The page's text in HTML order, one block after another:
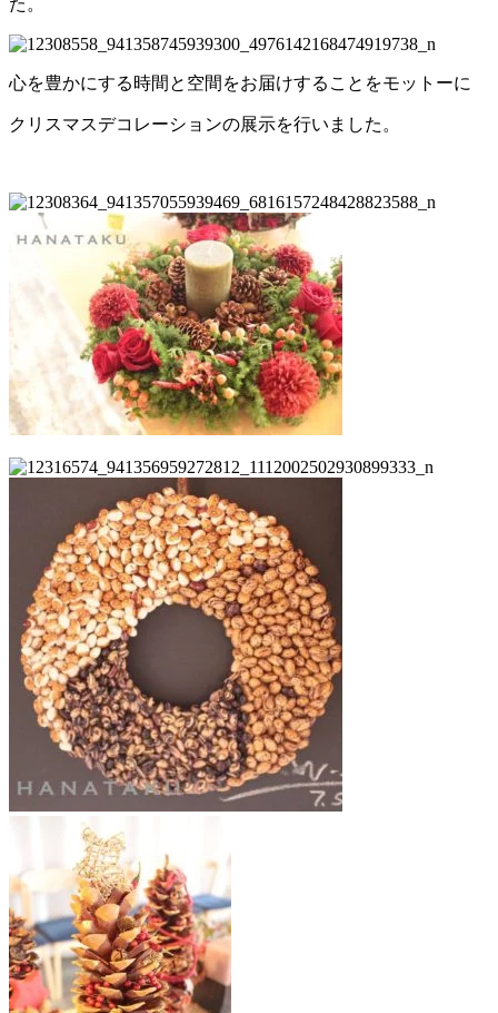
心を豊かにする時間と空間をお届けすることをモットーに
クリスマスデコレーションの展示を行いました。